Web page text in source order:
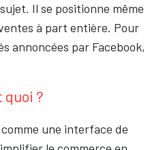
Il se positionne même
à part entière. Pour
annoncées par Facebook,
quoi ?
une interface de